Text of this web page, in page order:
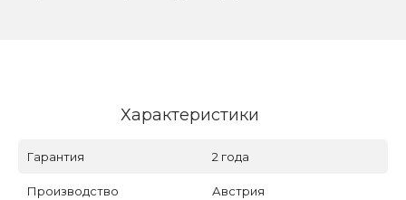
Характеристики
Гарантия 2 года
Производство Австрия